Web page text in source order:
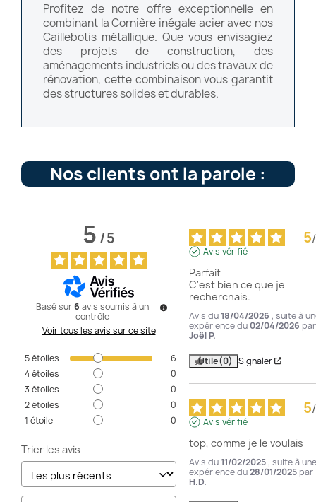
Profitez de notre offre exceptionnelle en
combinant la Cornière inégale acier avec nos
Caillebotis métallique. Que vous envisagiez
des projets de construction, des
aménagements industriels ou des travaux de
rénovation, cette combinaison vous garantit
des structures solides et durables.
Nos clients ont la parole :
5/5
Basé sur6 avis soumis à un
contrôle
Voir tous les avis sur ce site
5étoiles
6
4étoiles
0
3 étoiles
0
2étoiles
0
1 étoile 0
Trier les avis
5/
Avis vérifié
Parfait
C'est bien ce que je
recherchais.
Avis du18/04/2026 , suite à
expérience du 02/04/2026 par
Joël P.
Utile(0) Signaler
5/
Avis vérifié
top, comme je le voulais
Avis du11/02/2025, suite à une
expérience du28/01/2025 par
H.D.